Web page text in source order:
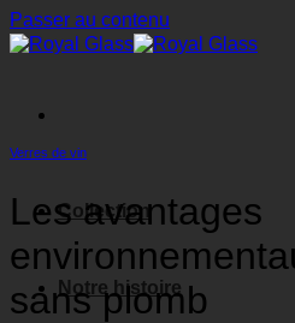
Passer au contenu
Collection
Notre histoire
Verres de vin
Les avantages
sans plomb